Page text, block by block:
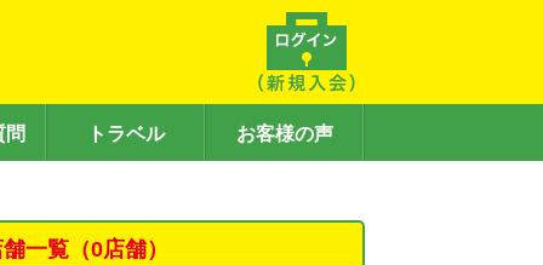
問 トラベル お客様の声
一覧（0店舗）